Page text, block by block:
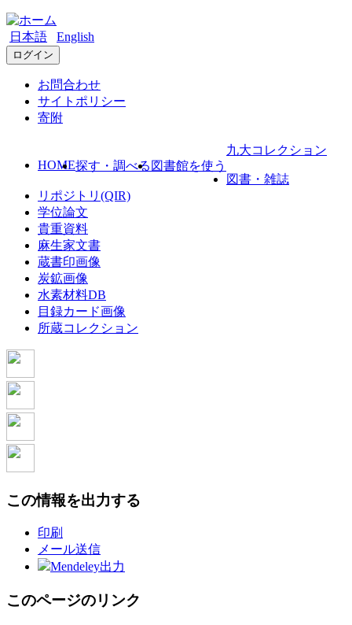
日本語 English
ログイン
お問合わせ
サイトポリシー
寄附
HOME探す・調べる 図書館を使う
九大コレクション
図書・雑誌
リポジトリ(QIR)
学位論文
貴重資料
麻生家文書
蔵書印画像
炭鉱画像
水素材料DB
目録カード画像
所蔵コレクション
この情報を出力する
印刷
メール送信
Mendeley出力
このページのリンク